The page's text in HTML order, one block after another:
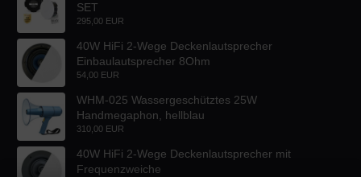
SET
295,00 EUR
40W HiFi 2-Wege Deckenlautsprecher
Einbaulautsprecher 8Ohm
54,00 EUR
WHM-025 Wassergeschütztes 25W
Handmegaphon, hellblau
310,00 EUR
40W HiFi 2-Wege Deckenlautsprecher mit
Frequenzweiche